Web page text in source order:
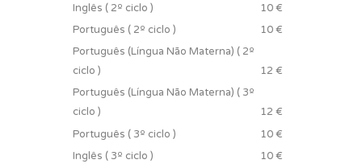
Inglês ( 2º ciclo )
10 €
Português ( 2º ciclo )
10 €
Português (Língua Não Materna) ( 2º
ciclo )
12 €
Português (Língua Não Materna) ( 3º
ciclo )
12 €
Português ( 3º ciclo )
10 €
Inglês ( 3º ciclo )
10 €